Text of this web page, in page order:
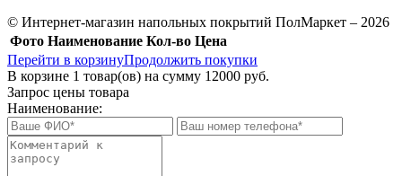
© Интернет-магазин напольных покрытий ПолМаркет – 2026
Фото Наименование Кол-во Цена
Перейти в корзинуПродолжить покупки
В корзине 1 товар(ов) на сумму 12000 руб.
Запрос цены товара
Наименование: